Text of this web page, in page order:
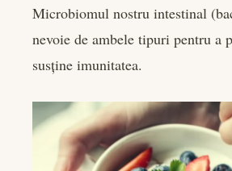
Microbiomul nostru intestinal
nevoie de ambele tipuri pentru a
susține imunitatea.